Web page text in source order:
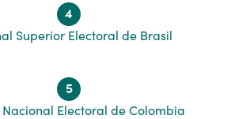
4
Superior Electoral de Brasil
5
Nacional Electoral de Colombia